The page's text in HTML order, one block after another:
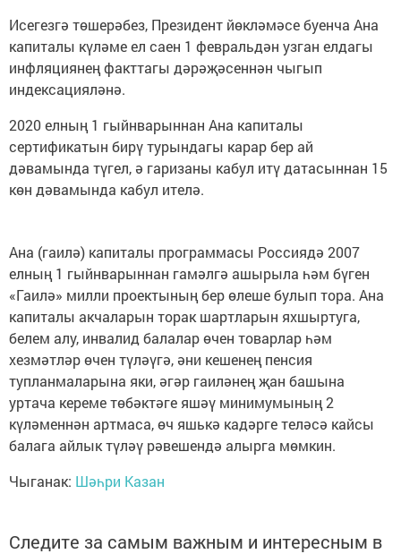
Исегезгә төшерәбез, Президент йөкләмәсе буенча Ана
капиталы күләме ел саен 1 февральдән узган елдагы
инфляциянең факттагы дәрәҗәсеннән чыгып
индексацияләнә.
2020 елның 1 гыйнварыннан Ана капиталы
сертификатын бирү турындагы карар бер ай
дәвамында түгел, ә гаризаны кабул итү датасыннан 15
көн дәвамында кабул ителә.
Ана (гаилә) капиталы программасы Россиядә 2007
елның 1 гыйнварыннан гамәлгә ашырыла һәм бүген
«Гаилә» милли проектының бер өлеше булып тора. Ана
капиталы акчаларын торак шартларын яхшыртуга,
белем алу, инвалид балалар өчен товарлар һәм
хезмәтләр өчен түләүгә, әни кешенең пенсия
тупланмаларына яки, әгәр гаиләнең җан башына
уртача кереме төбәктәге яшәү минимумының 2
күләменнән артмаса, өч яшькә кадәрге теләсә кайсы
балага айлык түләү рәвешендә алырга мөмкин.
Чыганак: Шәһри Казан
Следите за самым важным и интересным в